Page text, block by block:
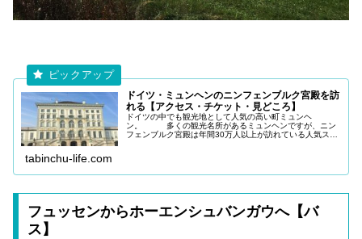
ドイツ・ミュンヘンのニンフェンブルク宮殿を訪
れる【アクセス・チケット・見どころ】
ドイツの中でも観光地として人気の高い町ミュンヘ
ン。 多くの観光名所があるミュンヘンですが、ニン
フェンブルク宮殿は年間30万人以上が訪れている人気スポ
tabinchu-life.com
フュッセンからホーエンシュバンガウへ【バ
ス】